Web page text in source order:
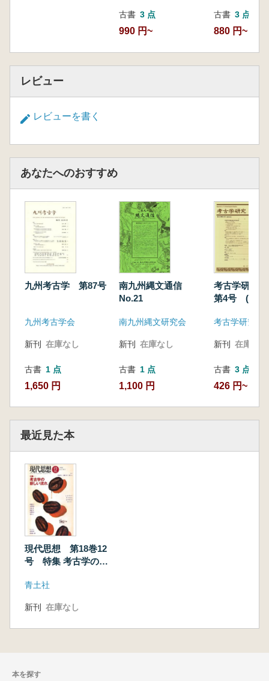
古書 3 点
990 円~
古書 3 点
880 円~
レビュー
レビューを書く
あなたへのおすすめ
九州考古学 第87号
九州考古学会
新刊 在庫なし
古書 1 点
1,650 円
南九州縄文通信
No.21
南九州縄文研究会
新刊 在庫なし
古書 1 点
1,100 円
考古学研究
第4号 (通巻
考古学研究会
新刊 在庫なし
古書 3 点
426 円~
最近見た本
現代思想 第18巻12
号 特集 考古学の新
ネーの再構築
青土社
新刊 在庫なし
本を探す